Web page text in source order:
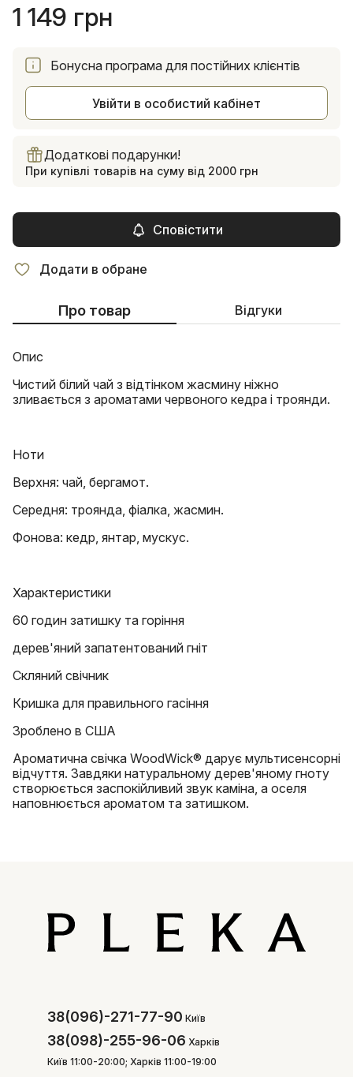
1 149 грн
Бонусна програма для постійних клієнтів
Увійти в особистий кабінет
Додаткові подарунки!
При купівлі товарів на суму від 2000 грн
Сповістити
Додати в обране
Про товар Відгуки
Опис
Чистий білий чай з відтінком жасмину ніжно
зливається з ароматами червоного кедра і троянди.
Ноти
Верхня: чай, бергамот.
Середня: троянда, фіалка, жасмин.
Фонова: кедр, янтар, мускус.
Характеристики
60 годин затишку та горіння
дерев'яний запатентований гніт
Скляний свічник
Кришка для правильного гасіння
Зроблено в США
Ароматична свічка WoodWick® дарує мультисенсорні
відчуття. Завдяки натуральному дерев'яному гноту
створюється заспокійливий звук каміна, а оселя
наповнюється ароматом та затишком.
38(096)-271-77-90 Київ
38(098)-255-96-06 Харків
Київ 11:00-20:00; Харків 11:00-19:00